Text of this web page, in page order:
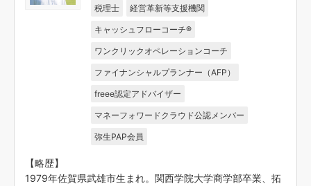
税理士 経営革新等支援機関
キャッシュフローコーチ®
ワンクリックオペレーションコーチ
ファイナンシャルプランナー（AFP）
freee認定アドバイザー
マネーフォワードクラウド公認メンバー
弥生PAP会員
【略歴】
1979年佐賀県武雄市生まれ。関西学院大学商学部卒業、拓